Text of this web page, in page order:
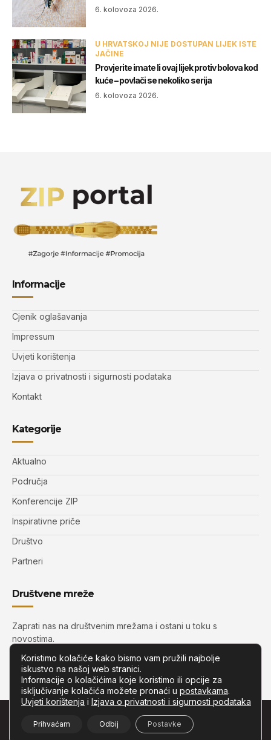
6. kolovoza 2026.
U HRVATSKOJ NIJE DOSTUPAN LIJEK ISTE
JAČINE
Provjerite imate li ovaj lijek protiv bolova kod
kuće – povlači se nekoliko serija
6. kolovoza 2026.
Informacije
Cjenik oglašavanja
Impressum
Uvjeti korištenja
Izjava o privatnosti i sigurnosti podataka
Kontakt
Kategorije
Aktualno
Područja
Konferencije ZIP
Inspirativne priče
Društvo
Partneri
Društvene mreže
Zaprati nas na društvenim mrežama i ostani u toku s
novostima.
Zip.com.hr– Sva prava pridržana.
Koristimo kolačiće kako bismo vam pružili najbolje
iskustvo na našoj web stranici.
Informacije o kolačićima koje koristimo ili opcije za
isključivanje kolačića možete pronaći u postavkama.
Uvjeti korištenja i Izjava o privatnosti i sigurnosti podataka
Prihvaćam Odbij Postavke